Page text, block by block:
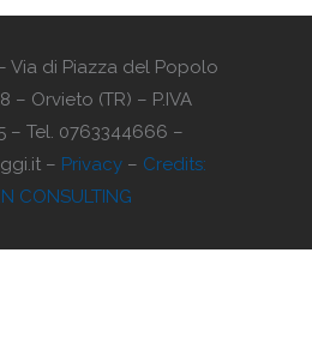
Via di Piazza del Popolo
– Orvieto (TR) – P.IVA
– Tel. 0763344666 –
– Privacy – Credits:
CONSULTING